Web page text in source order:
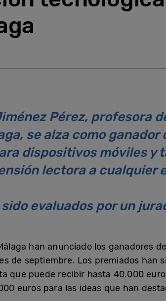
Pérez, profesora
se alza como
dispositivos móviles y
lectora a cualquier
evaluados por un
han anunciado los ganadores
de septiembre. Los premiados han
que puede recibir hasta 40.000
euros para las ideas que han